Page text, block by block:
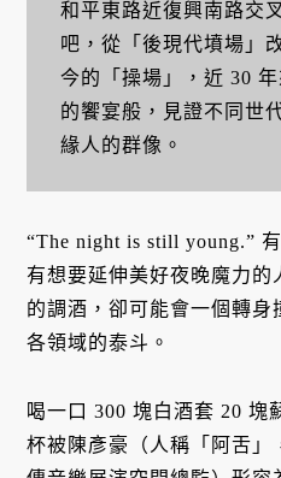
和平東路近復興南路交
吧，從「後現代墳場」
今的「操場」，近 30
的饗宴般，見證不同世
緣人的群像。
“The night is still young.”
有想要延伸美好夜晚魔力的
的調酒，卻可能會一個轉身
各領域的泰斗。
喝一口 300 塊白酒套 20 塊
杯被陳彥豪（人稱「阿舌」